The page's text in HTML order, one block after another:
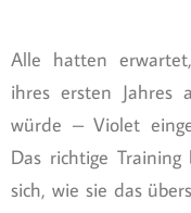
Alle hatten
ihres ersten Jahres
würde – Violet
Das richtige
sich, wie sie das